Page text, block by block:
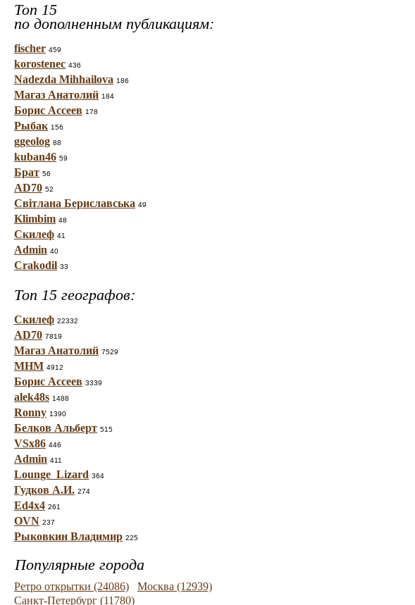
Топ 15
по дополненным публикациям:
fischer 459
korostenec 436
Nadezda Mihhailova 186
Магаз Анатолий 184
Борис Ассеев 178
Рыбак 156
ggeolog 88
kuban46 59
Брат 56
AD70 52
Світлана Бериславська 49
Klimbim 48
Скилеф 41
Admin 40
Crakodil 33
Топ 15 географов:
Скилеф 22332
AD70 7819
Магаз Анатолий 7529
МНМ 4912
Борис Ассеев 3339
alek48s 1488
Ronny 1390
Белков Альберт 515
VSx86 446
Admin 411
Lounge_Lizard 364
Гудков А.И. 274
Ed4x4 261
OVN 237
Рыковкин Владимир 225
Популярные города
Ретро открытки (24086)
Москва (12939)
Санкт-Петербург (11780)